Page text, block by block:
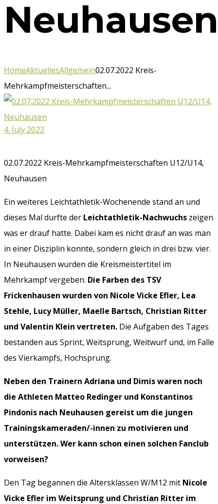
Neuhausen
HomeAktuellesAllgemein02.07.2022 Kreis-
Mehrkampfmeisterschaften...
4. July 2022
02.07.2022 Kreis-Mehrkampfmeisterschaften U12/U14,
Neuhausen
Ein weiteres Leichtathletik-Wochenende stand an und
dieses Mal durfte der Leichtathletik-Nachwuchs zeigen
was er drauf hatte. Dabei kam es nicht drauf an was man
in einer Disziplin konnte, sondern gleich in drei bzw. vier.
In Neuhausen wurden die Kreismeistertitel im
Mehrkampf vergeben. Die Farben des TSV
Frickenhausen wurden von Nicole Vicke Efler, Lea
Stehle, Lucy Müller, Maelle Bartsch, Christian Ritter
und Valentin Klein vertreten. Die Aufgaben des Tages
bestanden aus Sprint, Weitsprung, Weitwurf und, im Falle
des Vierkampfs, Hochsprung.
Neben den Trainern Adriana und Dimis waren noch
die Athleten Matteo Redinger und Konstantinos
Pindonis nach Neuhausen gereist um die jungen
Trainingskameraden/-innen zu motivieren und
unterstützen. Wer kann schon einen solchen Fanclub
vorweisen?
Den Tag begannen die Altersklassen W/M12 mit Nicole
Vicke Efler im Weitsprung und Christian Ritter im